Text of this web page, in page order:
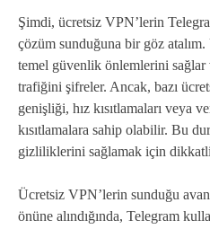
Şimdi, ücretsiz VPN’lerin
çözüm sunduğuna bir göz
temel güvenlik önlemlerini sağlar
trafiğini şifreler. Ancak, bazı
genişliği, hız kısıtlamaları veya
kısıtlamalara sahip olabilir. Bu
gizliliklerini sağlamak için
Ücretsiz VPN’lerin sunduğu
önüne alındığında, Telegram